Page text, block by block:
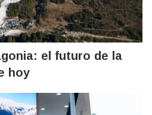
el futuro de la
hoy